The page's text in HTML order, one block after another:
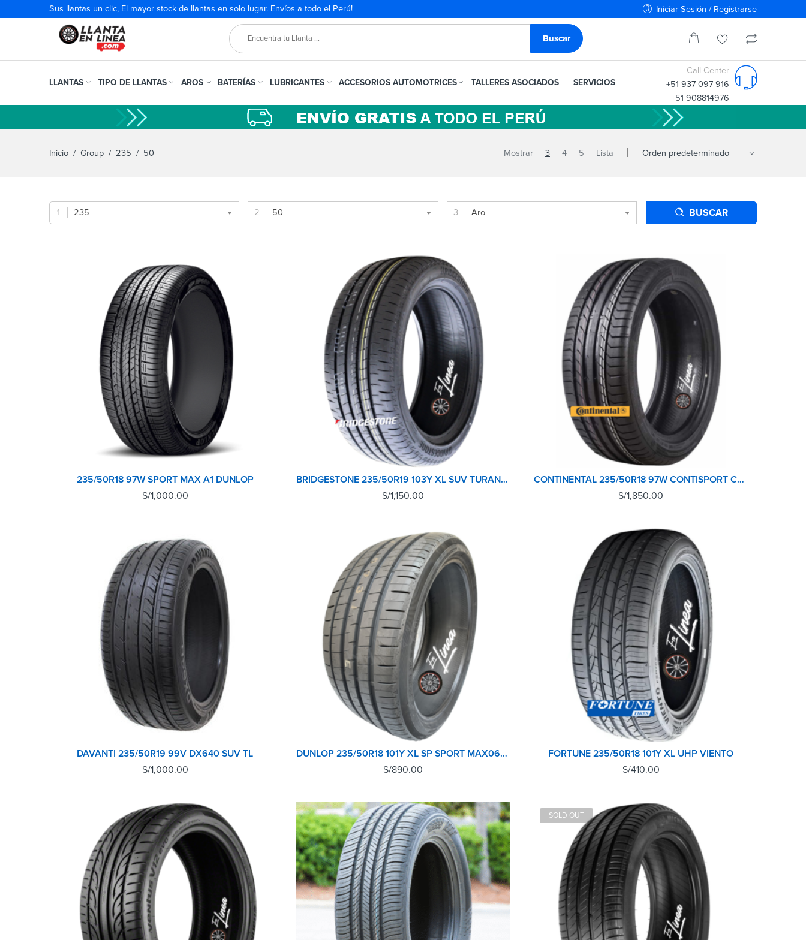
Sus llantas un clic, El mayor stock de llantas en solo lugar. Envíos a todo el Perú! Iniciar Sesión / Registrarse
LLANTAS TIPO DE LLANTAS AROS BATERÍAS LUBRICANTES ACCESORIOS AUTOMOTRICES TALLERES ASOCIADOS SERVICIOS
Call Center
+51 937 097 916
+51 908814976
Inicio / Group / 235 / 50 Mostrar 3 4 5 Lista
235 50 Aro BUSCAR
235/50R18 97W SPORT MAX A1 DUNLOP
S/1,000.00
BRIDGESTONE 235/50R19 103Y XL SUV TURANZA T005 TL
S/1,150.00
CONTINENTAL 235/50R18 97W CONTISPORT CONTACT 5
S/1,850.00
DAVANTI 235/50R19 99V DX640 SUV TL
S/1,000.00
DUNLOP 235/50R18 101Y XL SP SPORT MAX060+SUV JP
S/890.00
FORTUNE 235/50R18 101Y XL UHP VIENTO
S/410.00
SOLD OUT